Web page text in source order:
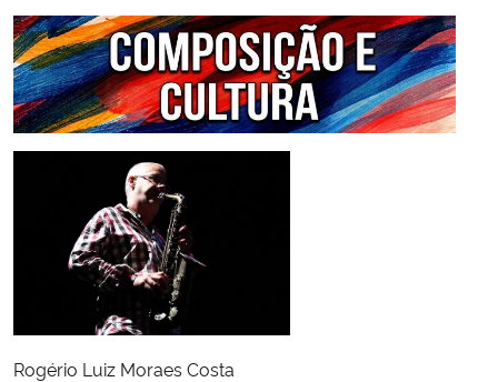
Rogério Luiz Moraes Costa